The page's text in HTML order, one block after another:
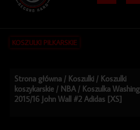
KOSZULKI PIŁKARSKIE
Strona główna / Koszulki / Koszulki
koszykarskie / NBA / Koszulka
2015/16 John Wall #2 Adidas [XS]